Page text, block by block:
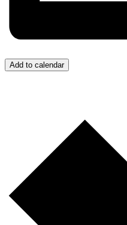
Add to calendar